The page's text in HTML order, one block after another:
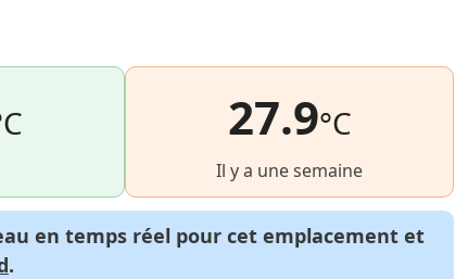
27.9°C
Il y a une semaine
en temps réel pour cet emplacement et
.